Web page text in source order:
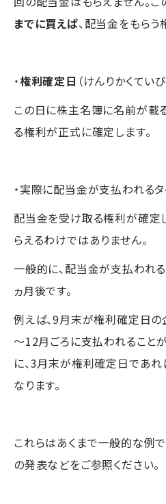
までに買えば、配当金をもらう
・権利確定日 （けんりかくていび
この日に株主名簿に名前が載
る権利が正式に確定します。
・実際に配当金が支払われる
配当金を受け取る権利が確定
らえるわけではありません。
一般的に、配当金が支払われ
ヵ月後です。
例えば、9月末が権利確定日
～12月ごろに支払われること
に、3月末が権利確定日であ
なります。
これらはあくまで一般的な例
の発表などをご参照ください。